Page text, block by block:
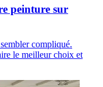
peinture sur
compliqué.
le meilleur choix et